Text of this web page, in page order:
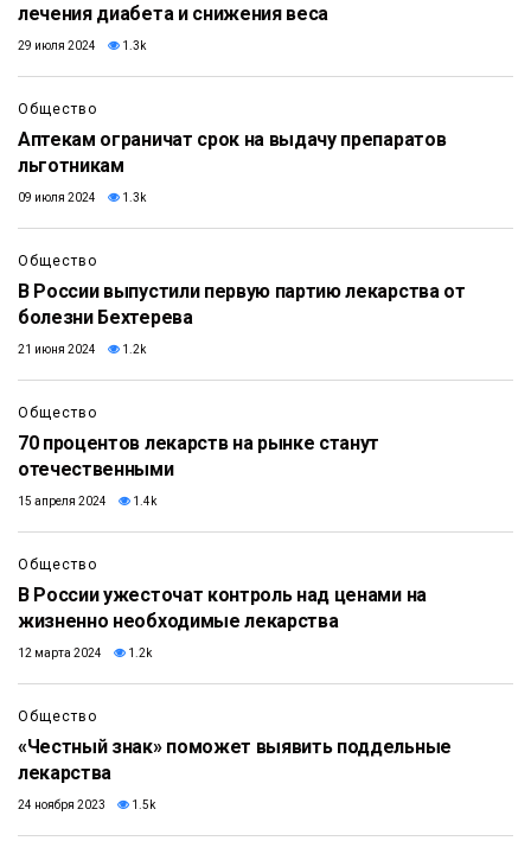
лечения диабета и снижения веса
29 июля 2024 1.3k
Общество
Аптекам ограничат срок на выдачу препаратов
льготникам
09 июля 2024 1.3k
Общество
В России выпустили первую партию лекарства от
болезни Бехтерева
21 июня 2024 1.2k
Общество
70 процентов лекарств на рынке станут
отечественными
15 апреля 2024 1.4k
Общество
В России ужесточат контроль над ценами на
жизненно необходимые лекарства
12 марта 2024 1.2k
Общество
«Честный знак» поможет выявить поддельные
лекарства
24 ноября 2023 1.5k